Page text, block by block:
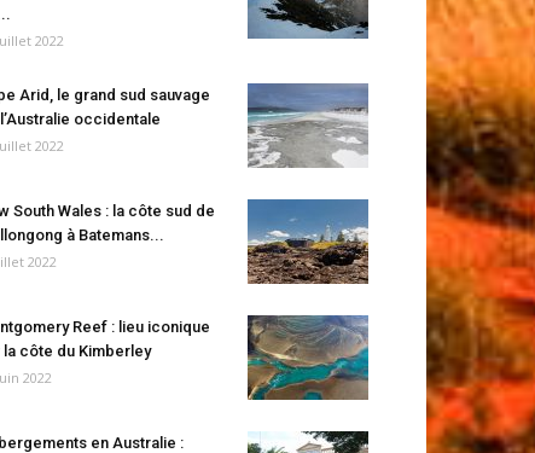
2022
Arid, le grand sud sauvage
occidentale
2022
South Wales : la côte sud de
à Batemans...
2022
Reef : lieu iconique
la côte du Kimberley
2022
en Australie :